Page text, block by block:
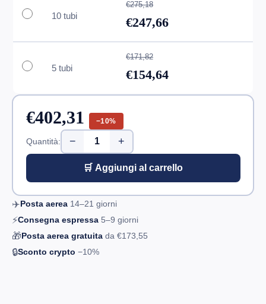
10 tubi
€275,18
€247,66
5 tubi
€171,82
€154,64
€402,31 −10%
Quantità: − +
🛒 Aggiungi al carrello
✈️Posta aerea 14–21 giorni
⚡Consegna espressa 5–9 giorni
🎁Posta aerea gratuita da €173,55
🔒Sconto crypto −10%